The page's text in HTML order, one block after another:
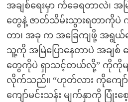
အချစ်ရေးမှာ ကံခေရတာလဲ၊ အ
တွေနဲ့ ဇာတ်သိမ်းသွားရတာကို
တာ၊ အခု က အခြေကျဖို့ အရွယ်
သူ့ကို အမြဲပြောနေတာပဲ အချစ်
တွေကိုပဲ ရှာသင့်တယ်လို့” ကိုကိုမ
လိုက်သည်။ “ဟုတ်လား ကိုကျော်
ကျော်မင်းသန်း မျက်နှာကို ပြုံးစ